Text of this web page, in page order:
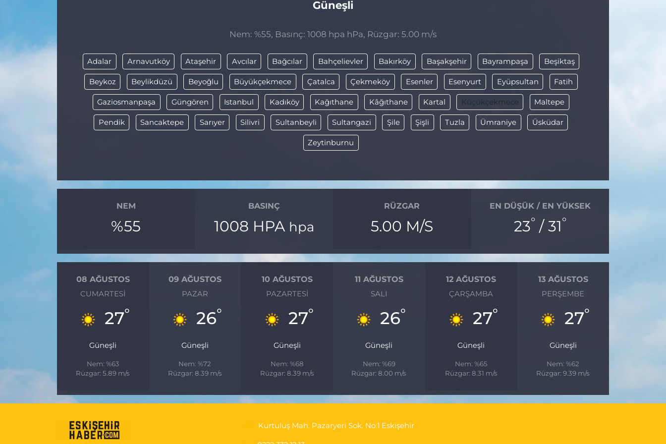
Güneşli
Nem: %55, Basınç: 1008 hpa hPa, Rüzgar: 5.00 m/s
Adalar Arnavutköy Ataşehir Avcılar Bağcılar Bahçelievler Bakırköy Başakşehir Bayrampaşa Beşiktaş
Beykoz Beylikdüzü Beyoğlu Büyükçekmece Çatalca Çekmeköy Esenler Esenyurt Eyüpsultan Fatih
Gaziosmanpaşa Güngören Istanbul Kadıköy Kağıthane Kâğıthane Kartal Küçükçekmece Maltepe
Pendik Sancaktepe Sarıyer Silivri Sultanbeyli Sultangazi Şile Şişli Tuzla Ümraniye Üsküdar
Zeytinburnu
NEM
%55
BASINÇ
1008 HPA hpa
RÜZGAR
5.00 M/S
EN DÜŞÜK / EN YÜKSEK
23°/ 31°
08 AĞUSTOS
CUMARTESI
27°
Güneşli
Nem: %63
Rüzgar: 5.89 m/s
09 AĞUSTOS
PAZAR
26°
Güneşli
Nem: %72
Rüzgar: 8.39 m/s
10 AĞUSTOS
PAZARTESI
27°
Güneşli
Nem: %68
Rüzgar: 8.39 m/s
11 AĞUSTOS
SALI
26°
Güneşli
Nem: %69
Rüzgar: 8.00 m/s
12 AĞUSTOS
ÇARŞAMBA
27°
Güneşli
Nem: %65
Rüzgar: 8.31 m/s
13 AĞUSTOS
PERŞEMBE
27°
Güneşli
Nem: %62
Rüzgar: 9.39 m/s
Kurtuluş Mah. Pazaryeri Sok. No:1 Eskişehir
ESKİŞEHİRSPOR